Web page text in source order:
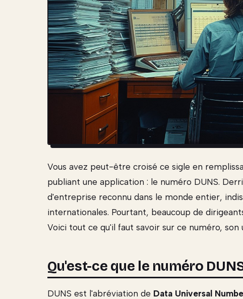
Vous avez peut-être croisé ce sigle en
publiant une application : le numéro DUNS.
d'entreprise reconnu dans le monde entier,
internationales. Pourtant, beaucoup de
Voici tout ce qu'il faut savoir sur ce numéro,
Qu'est-ce que le numéro
DUNS est l'abréviation de Data Universal